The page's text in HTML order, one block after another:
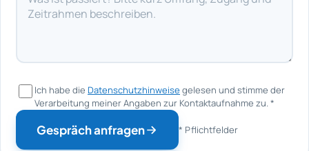
Ich habe die Datenschutzhinweise gelesen und stimme der
Verarbeitung meiner Angaben zur Kontaktaufnahme zu.*
Gespräch anfragen * Pflichtfelder